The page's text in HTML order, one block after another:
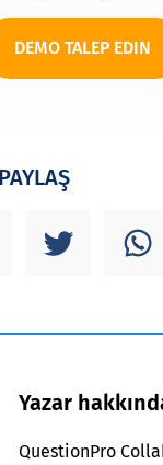
DEMO TALEP EDIN
Yazar
QuestionPro